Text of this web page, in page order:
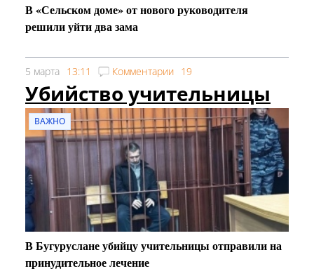
В «Сельском доме» от нового руководителя
решили уйти два зама
5 марта 13:11 Комментарии 19
Убийство учительницы
ВАЖНО
В Бугуруслане убийцу учительницы отправили на
принудительное лечение